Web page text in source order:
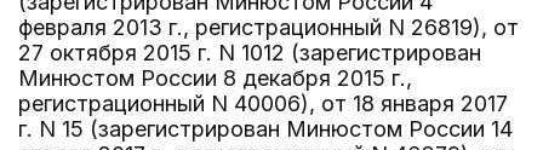
февраля 2013 г., регистрационный N 26819), от
27 октября 2015 г. N 1012 (зарегистрирован
Минюстом России 8 декабря 2015 г.,
регистрационный N 40006), от 18 января 2017
г. N 15 (зарегистрирован Минюстом России 14